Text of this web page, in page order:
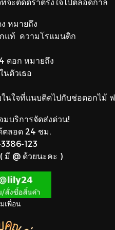
หมายถึง
แท้ ความโรแมนติก
ดอก หมายถึง
นตัวเธอ
นใจที่แนบติดไปกับช่อดอกไม้
มบริการจัดส่งด่วน!
ตลอด 24 ชม.
123
มี @ ด้วยนะคะ )
เพื่อน